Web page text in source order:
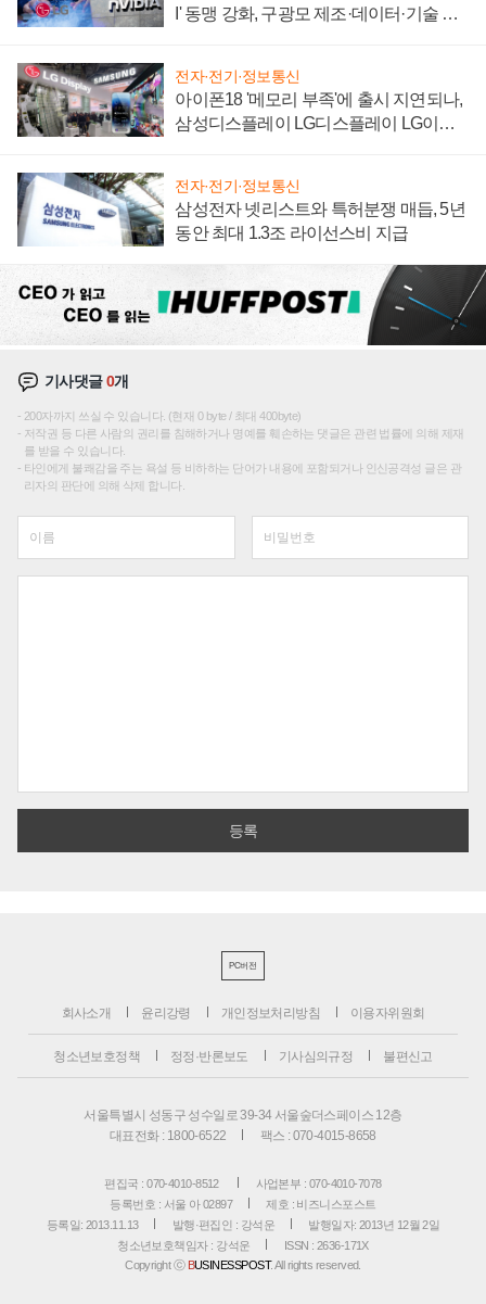
I' 동맹 강화, 구광모 제조·데이터·기술 결
전자·전기·정보통신
아이폰18 '메모리 부족'에 출시 지연되나,
삼성디스플레이 LG디스플레이 LG이노
전자·전기·정보통신
삼성전자 넷리스트와 특허분쟁 매듭, 5년
동안 최대 1.3조 라이선스비 지급
기사댓글0개
200자까지 쓰실 수 있습니다. (현재 0 byte / 최대 400byte)
저작권 등 다른 사람의 권리를 침해하거나 명예를 훼손하는 댓글은 관련 법률에 의해 제재
를 받을 수 있습니다.
타인에게 불쾌감을 주는 욕설 등 비하하는 단어가 내용에 포함되거나 인신공격성 글은 관
리자의 판단에 의해 삭제 합니다.
PC버전
회사소개 윤리강령 개인정보처리방침 이용자위원회
청소년보호정책 정정·반론보도 기사심의규정 불편신고
서울특별시 성동구 성수일로 39-34 서울숲더스페이스 12층
대표전화 : 1800-6522
팩스 : 070-4015-8658
편집국 : 070-4010-8512
사업본부 : 070-4010-7078
등록번호 : 서울 아 02897
제호 : 비즈니스포스트
등록일: 2013.11.13
발행·편집인 : 강석운
발행일자: 2013년 12월 2일
청소년보호책임자 : 강석운
ISSN : 2636-171X
Copyright ⓒ BUSINESSPOST. All rights reserved.